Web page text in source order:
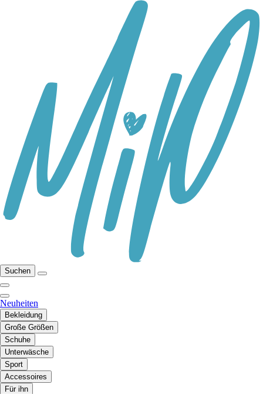
Suchen
Neuheiten
Bekleidung
Große Größen
Schuhe
Unterwäsche
Sport
Accessoires
Für ihn